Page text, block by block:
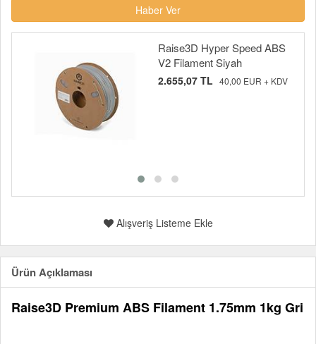
Haber Ver
Raise3D Hyper Speed ABS
V2 Filament Siyah
2.655,07 TL 40,00 EUR + KDV
Alışveriş Listeme Ekle
Ürün Açıklaması
Raise3D Premium ABS Filament 1.75mm 1kg Gri